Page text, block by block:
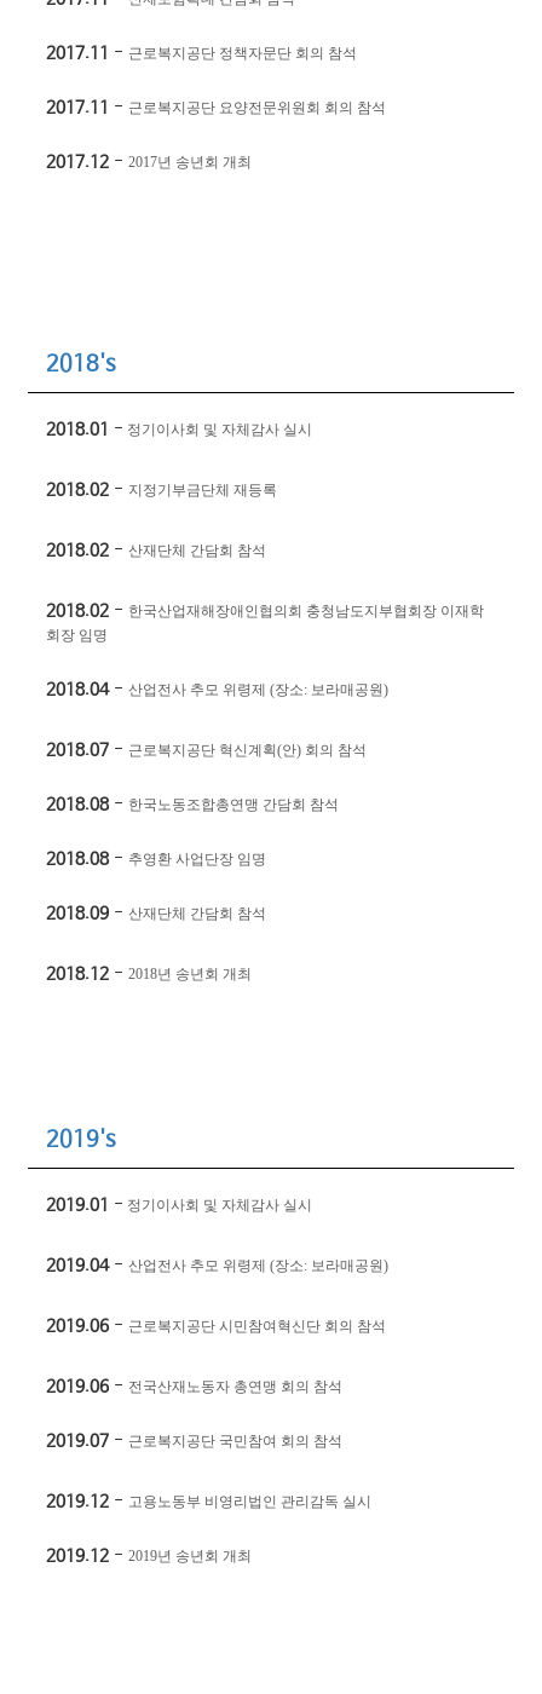
2017.11 - 근로복지공단 정책자문단 회의 참석
2017.11 - 근로복지공단 요양전문위원회 회의 참석
2017.12 - 2017년 송년회 개최
2018's
2018.01 - 정기이사회 및 자체감사 실시
2018.02 - 지정기부금단체 재등록
2018.02 - 산재단체 간담회 참석
2018.02 - 한국산업재해장애인협의회 충청남도지부협회장 이재학
회장 임명
2018.04 - 산업전사 추모 위령제 (장소: 보라매공원)
2018.07 - 근로복지공단 혁신계획 (안) 회의 참석
2018.08 - 한국노동조합총연맹 간담회 참석
2018.08 - 추영환 사업단장 임명
2018.09 - 산재단체 간담회 참석
2018.12 - 2018년 송년회 개최
2019's
2019.01 - 정기이사회 및 자체감사 실시
2019.04 - 산업전사 추모 위령제 (장소: 보라매공원)
2019.06 - 근로복지공단 시민참여혁신단 회의 참석
2019.06 - 전국산재노동자 총연맹 회의 참석
2019.07 - 근로복지공단 국민참여 회의 참석
2019.12 - 고용노동부 비영리법인 관리감독 실시
2019.12 - 2019년 송년회 개최